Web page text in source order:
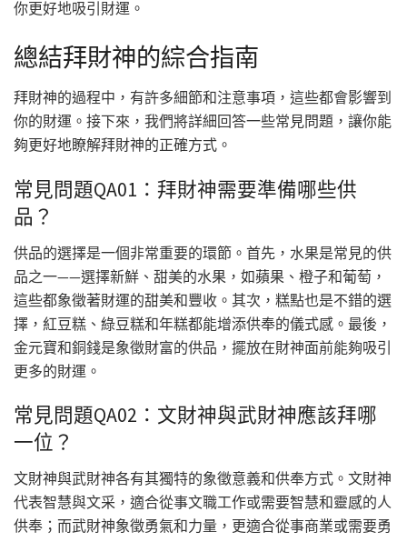
你更好地吸引財運。
總結拜財神的綜合指南
拜財神的過程中，有許多細節和注意事項，這些都會影響到
你的財運。接下來，我們將詳細回答一些常見問題，讓你能
夠更好地瞭解拜財神的正確方式。
常見問題QA01：拜財神需要準備哪些供
品？
供品的選擇是一個非常重要的環節。首先，水果是常見的供
品之一——選擇新鮮、甜美的水果，如蘋果、橙子和葡萄，
這些都象徵著財運的甜美和豐收。其次，糕點也是不錯的選
擇，紅豆糕、綠豆糕和年糕都能增添供奉的儀式感。最後，
金元寶和銅錢是象徵財富的供品，擺放在財神面前能夠吸引
更多的財運。
常見問題QA02：文財神與武財神應該拜哪
一位？
文財神與武財神各有其獨特的象徵意義和供奉方式。文財神
代表智慧與文采，適合從事文職工作或需要智慧和靈感的人
供奉；而武財神象徵勇氣和力量，更適合從事商業或需要勇